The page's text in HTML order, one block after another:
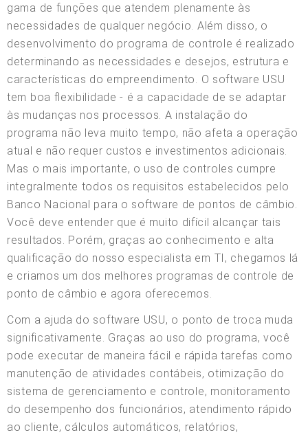
gama de funções que atendem plenamente às
necessidades de qualquer negócio. Além disso, o
desenvolvimento do programa de controle é realizado
determinando as necessidades e desejos, estrutura e
características do empreendimento. O software USU
tem boa flexibilidade - é a capacidade de se adaptar
às mudanças nos processos. A instalação do
programa não leva muito tempo, não afeta a operação
atual e não requer custos e investimentos adicionais.
Mas o mais importante, o uso de controles cumpre
integralmente todos os requisitos estabelecidos pelo
Banco Nacional para o software de pontos de câmbio.
Você deve entender que é muito difícil alcançar tais
resultados. Porém, graças ao conhecimento e alta
qualificação do nosso especialista em TI, chegamos lá
e criamos um dos melhores programas de controle de
ponto de câmbio e agora oferecemos.
Com a ajuda do software USU, o ponto de troca muda
significativamente. Graças ao uso do programa, você
pode executar de maneira fácil e rápida tarefas como
manutenção de atividades contábeis, otimização do
sistema de gerenciamento e controle, monitoramento
do desempenho dos funcionários, atendimento rápido
ao cliente, cálculos automáticos, relatórios,